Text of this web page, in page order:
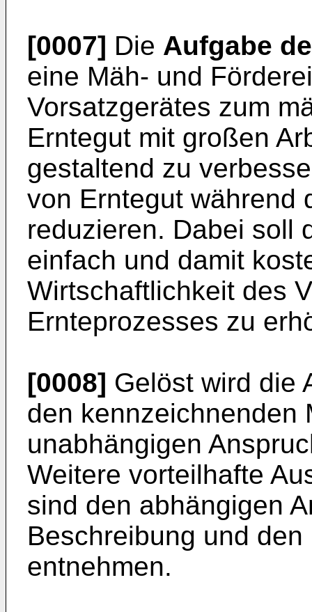
[0007] Die Aufgabe
eine Mäh- und
Vorsatzgerätes zum
Erntegut mit großen
gestaltend zu
von Erntegut während
reduzieren. Dabei soll
einfach und damit
Wirtschaftlichkeit des
Ernteprozesses zu
[0008] Gelöst wird die
den kennzeichnenden
unabhängigen
Weitere vorteilhafte
sind den abhängigen
Beschreibung und
entnehmen.